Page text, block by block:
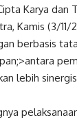
Karya dan
Kamis (3/11/
berbasis
lebih